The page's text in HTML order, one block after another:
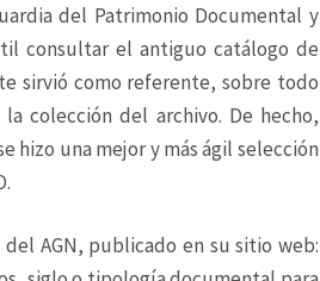
del Patrimonio Documental y
consultar el antiguo catálogo de
sirvió como referente, sobre todo
colección del archivo. De hecho,
hizo una mejor y más ágil selección